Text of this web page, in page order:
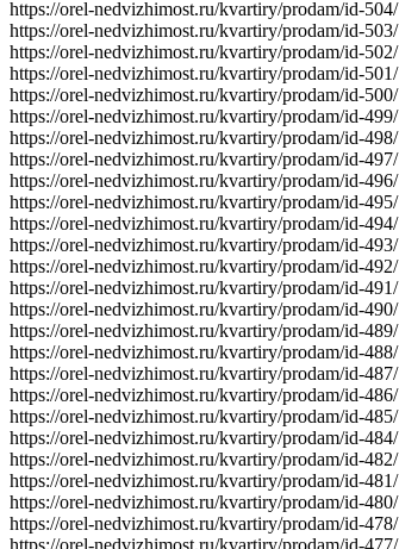
https://orel-nedvizhimost.ru/kvartiry/prodam/id-504/
https://orel-nedvizhimost.ru/kvartiry/prodam/id-503/
https://orel-nedvizhimost.ru/kvartiry/prodam/id-502/
https://orel-nedvizhimost.ru/kvartiry/prodam/id-501/
https://orel-nedvizhimost.ru/kvartiry/prodam/id-500/
https://orel-nedvizhimost.ru/kvartiry/prodam/id-499/
https://orel-nedvizhimost.ru/kvartiry/prodam/id-498/
https://orel-nedvizhimost.ru/kvartiry/prodam/id-497/
https://orel-nedvizhimost.ru/kvartiry/prodam/id-496/
https://orel-nedvizhimost.ru/kvartiry/prodam/id-495/
https://orel-nedvizhimost.ru/kvartiry/prodam/id-494/
https://orel-nedvizhimost.ru/kvartiry/prodam/id-493/
https://orel-nedvizhimost.ru/kvartiry/prodam/id-492/
https://orel-nedvizhimost.ru/kvartiry/prodam/id-491/
https://orel-nedvizhimost.ru/kvartiry/prodam/id-490/
https://orel-nedvizhimost.ru/kvartiry/prodam/id-489/
https://orel-nedvizhimost.ru/kvartiry/prodam/id-488/
https://orel-nedvizhimost.ru/kvartiry/prodam/id-487/
https://orel-nedvizhimost.ru/kvartiry/prodam/id-486/
https://orel-nedvizhimost.ru/kvartiry/prodam/id-485/
https://orel-nedvizhimost.ru/kvartiry/prodam/id-484/
https://orel-nedvizhimost.ru/kvartiry/prodam/id-482/
https://orel-nedvizhimost.ru/kvartiry/prodam/id-481/
https://orel-nedvizhimost.ru/kvartiry/prodam/id-480/
https://orel-nedvizhimost.ru/kvartiry/prodam/id-478/
https://orel-nedvizhimost.ru/kvartiry/prodam/id-477/